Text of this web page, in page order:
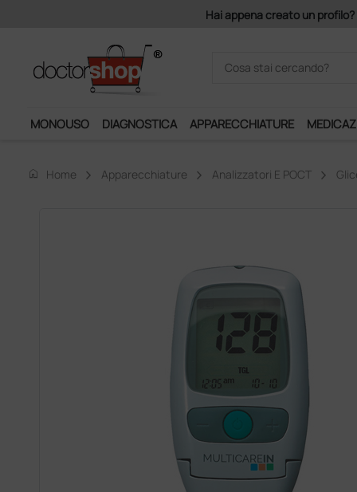
Acquistando il servizio "Ds
MONOUSO DIAGNOSTICA APPARECCHIATURE
home Home Apparecchiature Analizzatori E POCT